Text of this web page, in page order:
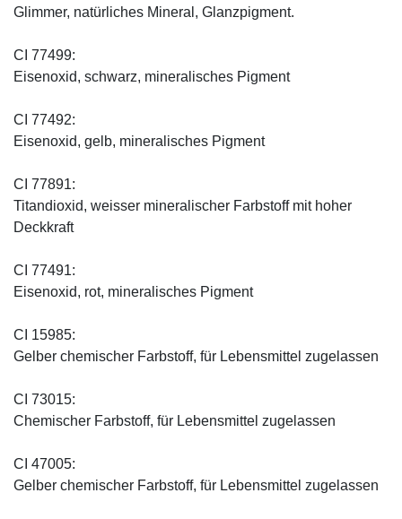
Glimmer, natürliches Mineral, Glanzpigment.
CI 77499:
Eisenoxid, schwarz, mineralisches Pigment
CI 77492:
Eisenoxid, gelb, mineralisches Pigment
CI 77891:
Titandioxid, weisser mineralischer Farbstoff mit hoher
Deckkraft
CI 77491:
Eisenoxid, rot, mineralisches Pigment
CI 15985:
Gelber chemischer Farbstoff, für Lebensmittel zugelassen
CI 73015:
Chemischer Farbstoff, für Lebensmittel zugelassen
CI 47005:
Gelber chemischer Farbstoff, für Lebensmittel zugelassen